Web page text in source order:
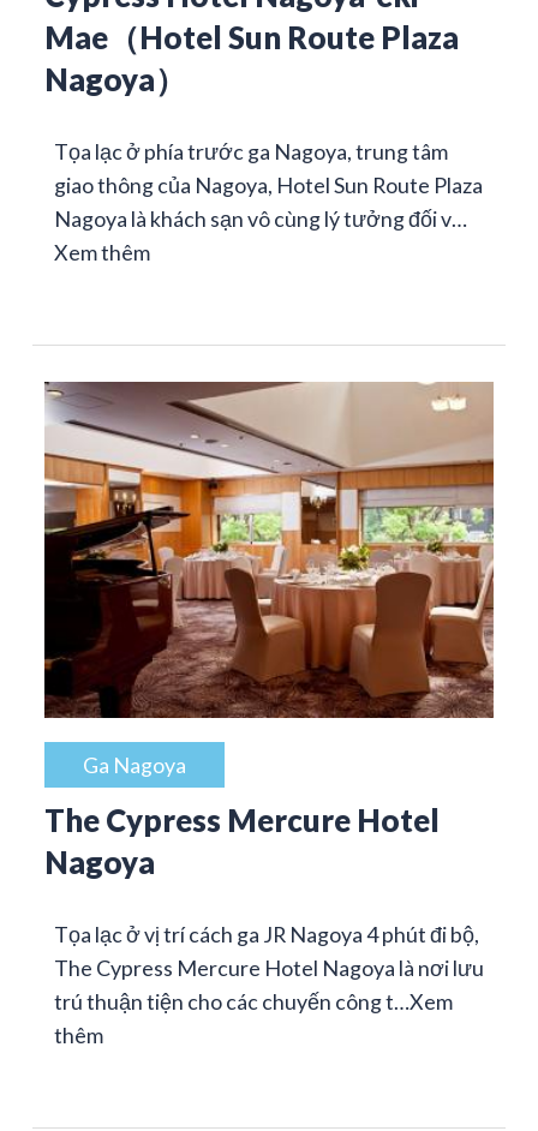
Mae（Hotel Sun Route Plaza
Nagoya）
Tọa lạc ở phía trước ga Nagoya, trung tâm
giao thông của Nagoya, Hotel Sun Route Plaza
Nagoya là khách sạn vô cùng lý tưởng đối v…
Xem thêm
Ga Nagoya
The Cypress Mercure Hotel
Nagoya
Tọa lạc ở vị trí cách ga JR Nagoya 4 phút đi bộ,
The Cypress Mercure Hotel Nagoya là nơi lưu
trú thuận tiện cho các chuyến công t…Xem
thêm